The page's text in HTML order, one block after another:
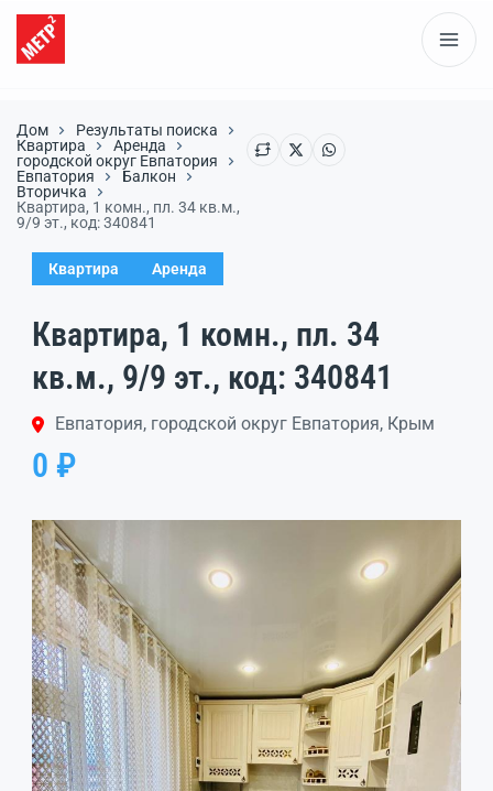
Дом
Результаты поиска
Квартира
Аренда
городской округ Евпатория
Евпатория
Балкон
Вторичка
Квартира, 1 комн., пл. 34 кв.м.,
9/9 эт., код: 340841
Квартира Аренда
Квартира, 1 комн., пл. 34
кв.м., 9/9 эт., код: 340841
Евпатория, городской округ Евпатория, Крым
0 ₽